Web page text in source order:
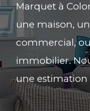
Marquet à
une maison,
commercial,
immobilier.
une